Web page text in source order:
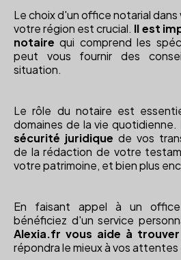
Le choix d'un office notarial
votre région est crucial. Il est
notaire qui comprend les
peut vous fournir des
situation.
Le rôle du notaire est
domaines de la vie quotidienne.
sécurité juridique de vos
de la rédaction de votre
votre patrimoine, et bien plus
En faisant appel à un
bénéficiez d'un service
Alexia.fr vous aide à
répondra le mieux à vos attentes